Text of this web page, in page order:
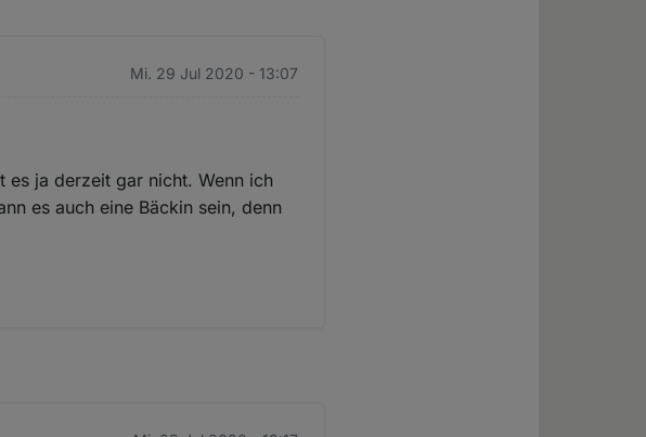
Mi. 29 Jul 2020 - 13:07
es ja derzeit gar nicht. Wenn ich
es auch eine Bäckin sein, denn